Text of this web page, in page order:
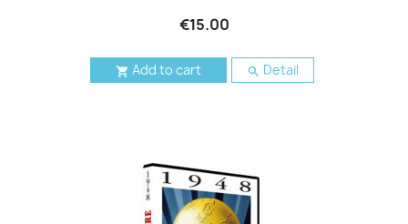
€15.00
 Add to cart  Detail